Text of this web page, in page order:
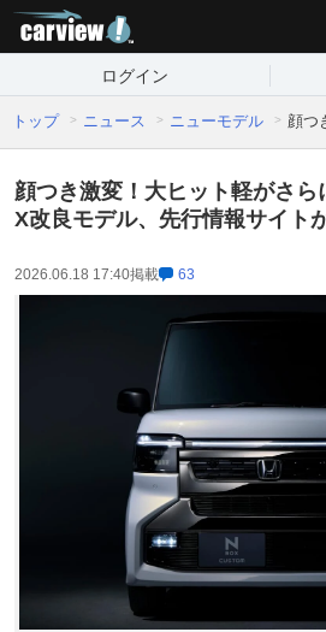
ログイン
トップ ニュース ニューモデル 顔つ
顔つき激変！大ヒット軽がさ
X改良モデル、先行情報サイト
2026.06.18 17:40掲載 63